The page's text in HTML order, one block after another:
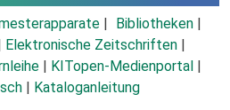
Bibliotheken
Elektronische Zeitschriften
KITopen-Medienportal
Kataloganleitung